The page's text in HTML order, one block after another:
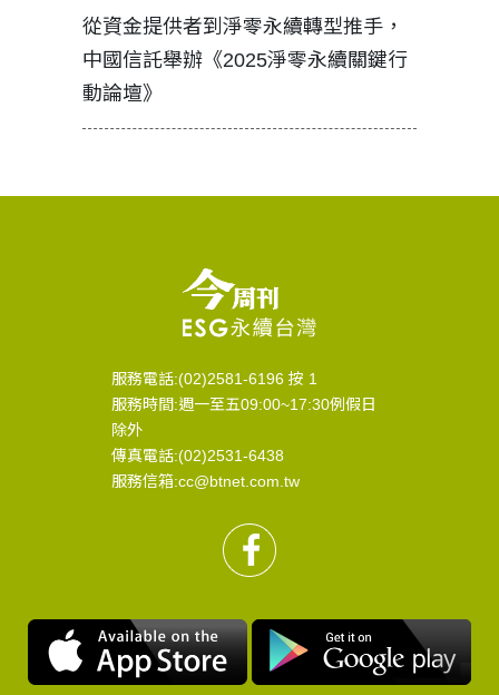
從資金提供者到淨零永續轉型推手，
中國信託舉辦《2025淨零永續關鍵行
動論壇》
服務電話:(02)2581-6196 按 1
服務時間:週一至五09:00~17:30例假日
除外
傳真電話:(02)2531-6438
服務信箱:cc@btnet.com.tw